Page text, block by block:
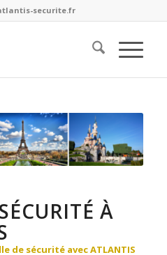
securite.fr
À
de sécurité avec ATLANTIS